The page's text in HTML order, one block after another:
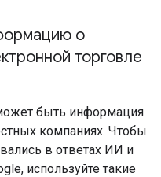
о
торговле
быть информация
компаниях. Чтобы
в ответах ИИ и
используйте такие